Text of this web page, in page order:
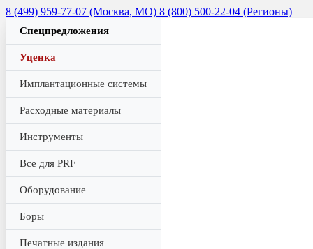
8 (499) 959-77-07 (Москва, МО) 8 (800) 500-22-04 (Регионы)
Спецпредложения
Уценка
Имплантационные системы
Расходные материалы
Инструменты
Все для PRF
Оборудование
Боры
Печатные издания